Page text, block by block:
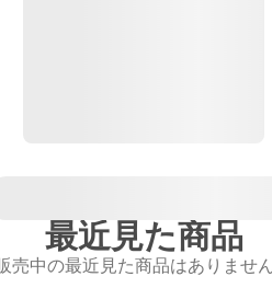
最近見た商品
売中の最近見た商品はありません